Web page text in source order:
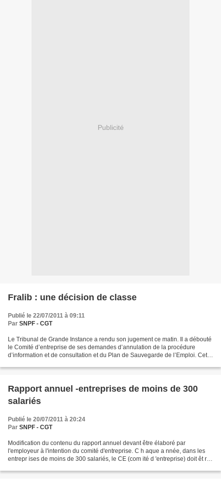
Publicité
Fralib : une décision de classe
Publié le 22/07/2011 à 09:11
Par SNPF - CGT
Le Tribunal de Grande Instance a rendu son jugement ce matin. Il a débouté
le Comité d’entreprise de ses demandes d’annulation de la procédure
d’information et de consultation et du Plan de Sauvegarde de l’Emploi. Cette
Rapport annuel -entreprises de moins de 300
salariés
Publié le 20/07/2011 à 20:24
Par SNPF - CGT
Modification du contenu du rapport annuel devant être élaboré par
l'employeur à l'intention du comité d'entreprise. C h aque a nnée, dans les
entrepr ises de moins de 300 salariés, le CE (com ité d 'entreprise) doit êt re